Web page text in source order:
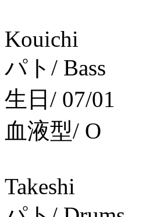
Kouichi
パト/ Bass
生日/ 07/01
血液型/ O
Takeshi